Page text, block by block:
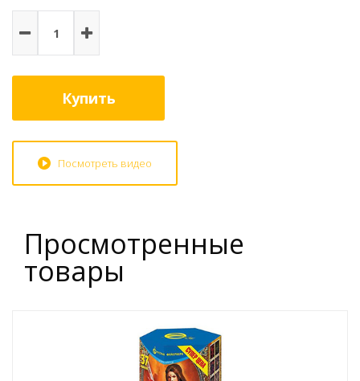
Купить
Посмотреть видео
Просмотренные
товары